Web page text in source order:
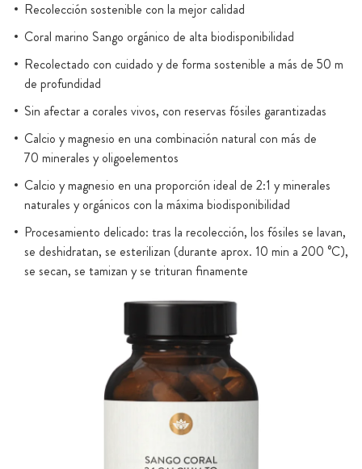
Recolección sostenible con la mejor calidad
Coral marino Sango orgánico de alta biodisponibilidad
Recolectado con cuidado y de forma sostenible a más de 50 m
de profundidad
Sin afectar a corales vivos, con reservas fósiles garantizadas
Calcio y magnesio en una combinación natural con más de
70 minerales y oligoelementos
Calcio y magnesio en una proporción ideal de 2:1 y minerales
naturales y orgánicos con la máxima biodisponibilidad
Procesamiento delicado: tras la recolección, los fósiles se lavan,
se deshidratan, se esterilizan (durante aprox. 10 min a 200 °C),
se secan, se tamizan y se trituran finamente